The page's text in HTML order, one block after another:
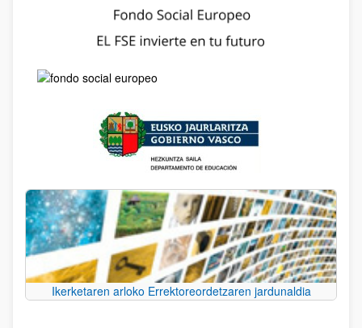
Ikerketaren arloko Errektoreordetzaren jardunaldia